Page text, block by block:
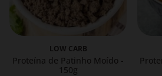
LOW CARB
Proteína de Patinho Moído -
150g